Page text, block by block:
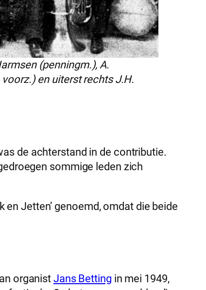
(penningm.), A.
en uiterst rechts J.H.
de achterstand in de contributie.
sommige leden zich
Jetten’ genoemd, omdat die beide
organist Jans Betting in mei 1949,